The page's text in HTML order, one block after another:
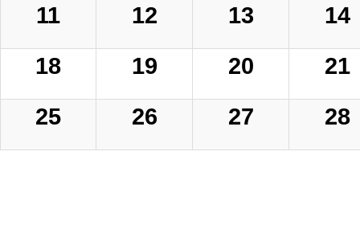
11
12 13
14
18
19 20
21
25
26 27 28